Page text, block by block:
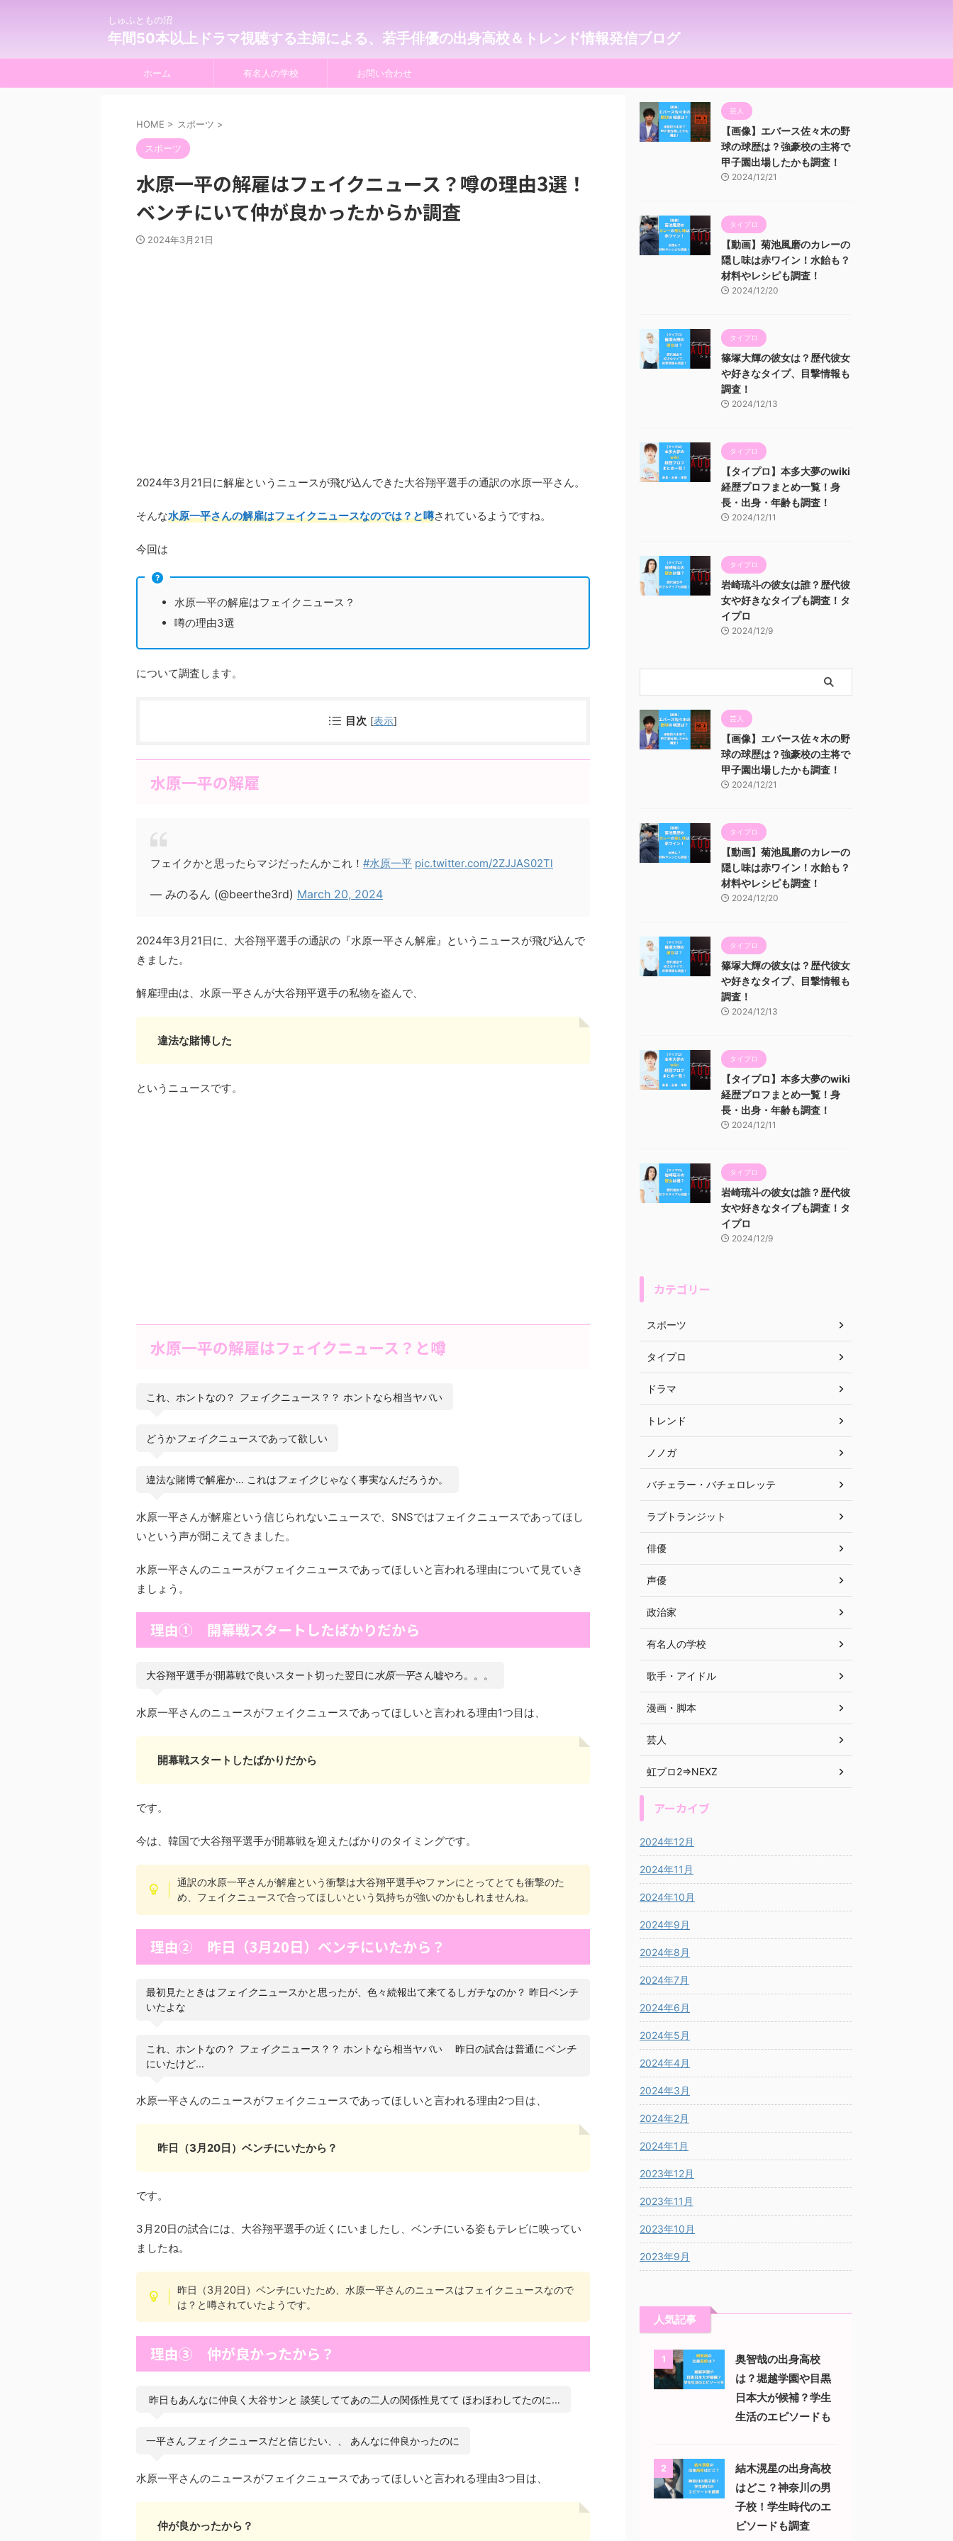
しゅふともの沼
年間50本以上ドラマ視聴する主婦による、若手俳優の出身高校＆トレンド情報発信ブログ
ホーム 有名人の学校 お問い合わせ
HOME > スポーツ >
スポーツ
水原一平の解雇はフェイクニュース？噂の理由3選！
ベンチにいて仲が良かったからか調査
2024年3月21日
2024年3月21日に解雇というニュースが飛び込んできた大谷翔平選手の通訳の水原一平さん。
そんな水原一平さんの解雇はフェイクニュースなのでは？と噂されているようですね。
今回は
水原一平の解雇はフェイクニュース？
噂の理由3選
について調査します。
目次 [表示]
水原一平の解雇
フェイクかと思ったらマジだったんかこれ！ #水原一平 pic.twitter.com/2ZJJAS02Tl
— みのるん (@beerthe3rd) March 20, 2024
2024年3月21日に、大谷翔平選手の通訳の『水原一平さん解雇』というニュースが飛び込んで
きました。
解雇理由は、水原一平さんが大谷翔平選手の私物を盗んで、
違法な賭博した
というニュースです。
水原一平の解雇はフェイクニュース？と噂
これ、ホントなの？ フェイクニュース？？ ホントなら相当ヤバい
どうかフェイクニュースであって欲しい
違法な賭博で解雇か… これは フェイク じゃなく事実なんだろうか。
水原一平さんが解雇という信じられないニュースで、SNSではフェイクニュースであってほし
いという声が聞こえてきました。
水原一平さんのニュースがフェイクニュースであってほしいと言われる理由について見ていき
ましょう。
理由① 開幕戦スタートしたばかりだから
大谷翔平選手が開幕戦で良いスタート切った翌日に水原一平さん嘘やろ。。。
水原一平さんのニュースがフェイクニュースであってほしいと言われる理由1つ目は、
開幕戦スタートしたばかりだから
です。
今は、韓国で大谷翔平選手が開幕戦を迎えたばかりのタイミングです。
通訳の水原一平さんが解雇という衝撃は大谷翔平選手やファンにとってとても衝撃のた
め、フェイクニュースで合ってほしいという気持ちが強いのかもしれませんね。
理由② 昨日（3月20日）ベンチにいたから？
最初見たときは フェイクニュースかと思ったが、色々続報出て来てるしガチなのか？ 昨日ベンチ
いたよな
これ、ホントなの？ フェイクニュース？？ ホントなら相当ヤバい 昨日の試合は普通にベンチ
にいたけど…
水原一平さんのニュースがフェイクニュースであってほしいと言われる理由2つ目は、
昨日（3月20日）ベンチにいたから？
です。
3月20日の試合には、大谷翔平選手の近くにいましたし、ベンチにいる姿もテレビに映ってい
ましたね。
昨日（3月20日）ベンチにいたため、水原一平さんのニュースはフェイクニュースなので
は？と噂されていたようです。
理由③ 仲が良かったから？
昨日もあんなに仲良く大谷サンと 談笑しててあの二人の関係性見てて ほわほわしてたのに…
一平さん フェイクニュースだと信じたい、、 あんなに仲良かったのに
水原一平さんのニュースがフェイクニュースであってほしいと言われる理由3つ目は、
仲が良かったから？
芸人
【画像】エバース佐々木の野
球の球歴は？強豪校の主将で
甲子園出場したかも調査！
2024/12/21
タイプロ
【動画】菊池風磨のカレーの
隠し味は赤ワイン！水飴も？
材料やレシピも調査！
2024/12/20
タイプロ
篠塚大輝の彼女は？歴代彼女
や好きなタイプ、目撃情報も
調査！
2024/12/13
タイプロ
【タイプロ】本多大夢のwiki
経歴プロフまとめ一覧！身
長・出身・年齢も調査！
2024/12/11
タイプロ
岩崎琉斗の彼女は誰？歴代彼
女や好きなタイプも調査！タ
イプロ
2024/12/9
芸人
【画像】エバース佐々木の野
球の球歴は？強豪校の主将で
甲子園出場したかも調査！
2024/12/21
タイプロ
【動画】菊池風磨のカレーの
隠し味は赤ワイン！水飴も？
材料やレシピも調査！
2024/12/20
タイプロ
篠塚大輝の彼女は？歴代彼女
や好きなタイプ、目撃情報も
調査！
2024/12/13
タイプロ
【タイプロ】本多大夢のwiki
経歴プロフまとめ一覧！身
長・出身・年齢も調査！
2024/12/11
タイプロ
岩崎琉斗の彼女は誰？歴代彼
女や好きなタイプも調査！タ
イプロ
2024/12/9
カテゴリー
スポーツ
タイプロ
ドラマ
トレンド
ノノガ
バチェラー・バチェロレッテ
ラブトランジット
俳優
声優
政治家
有名人の学校
歌手・アイドル
漫画・脚本
芸人
虹プロ2⇒NEXZ
アーカイブ
2024年12月
2024年11月
2024年10月
2024年9月
2024年8月
2024年7月
2024年6月
2024年5月
2024年4月
2024年3月
2024年2月
2024年1月
2023年12月
2023年11月
2023年10月
2023年9月
人気記事
1
奥智哉の出身高校
は？堀越学園や目黒
日本大が候補？学生
生活のエピソードも
2
結木滉星の出身高校
はどこ？神奈川の男
子校！学生時代のエ
ピソードも調査